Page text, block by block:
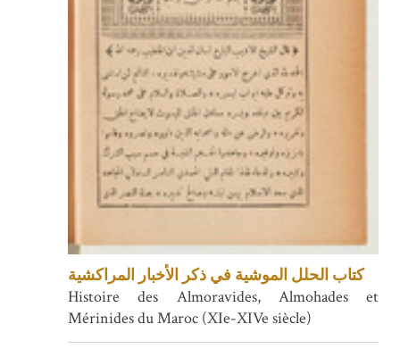
كتاب الحلل الموشية في ذكر الأخبار المراكشية
Histoire des Almoravides, Almohades et
Mérinides du Maroc (XIe-XIVe siècle)